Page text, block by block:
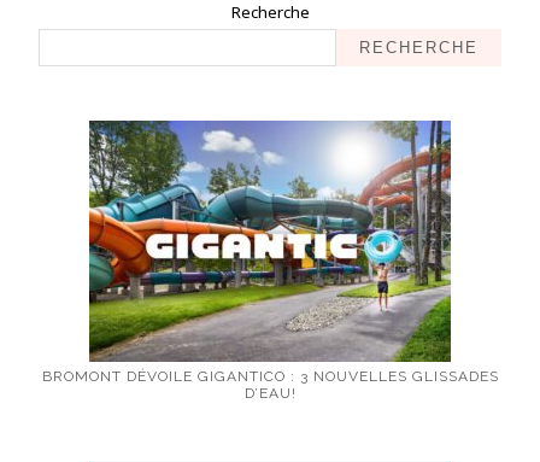
Recherche
RECHERCHE
BROMONT DÉVOILE GIGANTICO : 3 NOUVELLES GLISSADES
D’EAU!